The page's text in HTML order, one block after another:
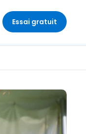
Essai gratuit